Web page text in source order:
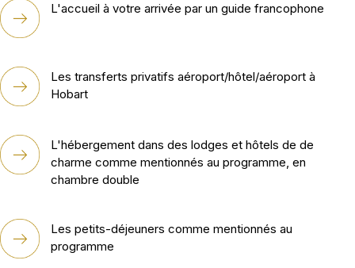
L'accueil à votre arrivée par un guide francophone
Les transferts privatifs aéroport/hôtel/aéroport à
Hobart
L'hébergement dans des lodges et hôtels de de
charme comme mentionnés au programme, en
chambre double
Les petits-déjeuners comme mentionnés au
programme